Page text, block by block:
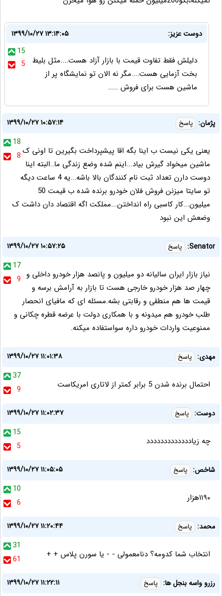
دوست عزیز:
۱۳۹۹/۱۰/۲۷ ۱۳:۱۴:۰۵
15
5
دلیلش فقط تفاوت قیمت با بازار آزاد هست....مثل بلیط
بخت آزمایی هست....مگر نه الان تو نمایشگاه پر از
ماشین هست برای فروش .....
پژمان: پاسخ
۱۳۹۹/۱۰/۲۷ ۱۰:۵۷:۱۴
18
8 یعنی یکی نیست ب اینا بگه اقا پیشپرداخت بگیرین تا اونی ک
ماشین میخواد گیرش بیاد...اینم شده وضع زندگی ما..البته اینا
دوست دارن تعداد ثبت نام کنندگان بالا باشه...یه 4 ساعت دیگه
تو سایتا میزنن فروش فلان خودرو برنده شده ب قیمت 50
میلیون...کار کاسبی راه انداختن...مملکت اگه اقتصاد دان داشت ک
وضعش این نبود
Senator: پاسخ
۱۳۹۹/۱۰/۲۷ ۱۰:۵۷:۲۵
17
9 نیاز بازار ایران سالیانه دو میلیون و پانصد هزار خودرو داخلی و
چهار صد هزار خودرو خارجی هست تا بازار به آرامش برسه و
قیمت ها هم منطقی و رقابتی بشه.مسئله ای که مافیای انحصار
طلب خودرو هم میدونه و با همکاری دولت با عرضه قطره چکانی و
ممنوعیت واردات خودرو داره سواستفاده میکنه.
مهدی: پاسخ
۱۳۹۹/۱۰/۲۷ ۱۱:۰۱:۳۸
37
9
احتمال برنده شدن 5 برابر کمتر از لاتاری امریکاست
دوست: پاسخ
۱۳۹۹/۱۰/۲۷ ۱۱:۰۲:۳۷
15
5
چه زیاددددددددددددد
شاخص: پاسخ
۱۳۹۹/۱۰/۲۷ ۱۱:۰۵:۰۵
10
6
۱۱۹۰هزار
محمد: پاسخ
۱۳۹۹/۱۰/۲۷ ۱۱:۲۰:۴۴
31
61
انتخاب شما کدومه؟ دنامعمولی - - یا سورن پلاس + +
رزرو واسه بنجل ها: پاسخ
۱۳۹۹/۱۰/۲۷ ۱۱:۲۲:۱۱